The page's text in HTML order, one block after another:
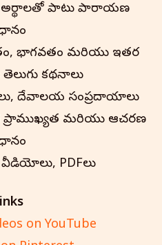
అర్థాలతో పాటు పారాయణ
భాగవతం మరియు ఇతర
కథనాలు
దేవాలయ సంప్రదాయాలు
మరియు ఆచరణ
PDFలు
on YouTube